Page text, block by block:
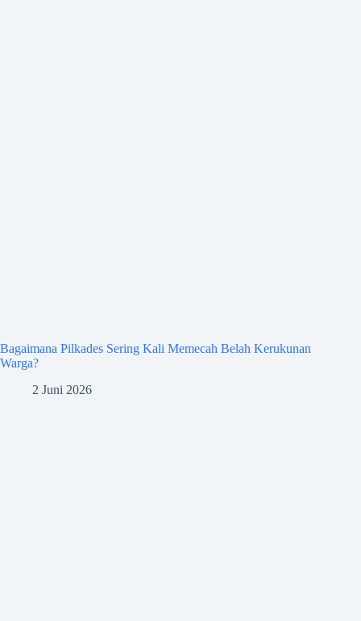
Bagaimana Pilkades Sering Kali Memecah Belah Kerukunan
Warga?
2 Juni 2026